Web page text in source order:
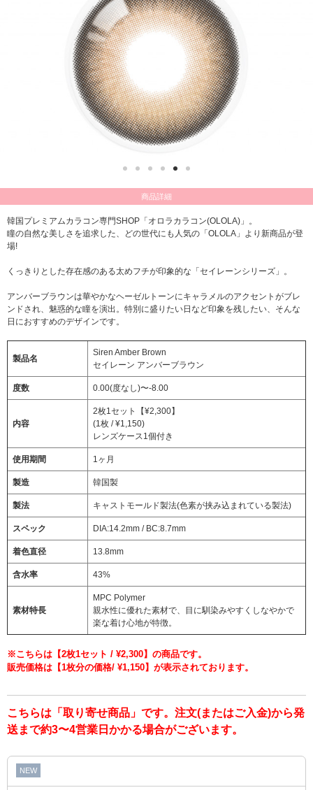
商品詳細
韓国プレミアムカラコン専門SHOP「オロラカラコン(OLOLA)」。
瞳の自然な美しさを追求した、どの世代にも人気の「OLOLA」より新商品が登
場!
くっきりとした存在感のある太めフチが印象的な「セイレーンシリーズ」。
アンバーブラウンは華やかなヘーゼルトーンにキャラメルのアクセントがブレ
ンドされ、魅惑的な瞳を演出。特別に盛りたい日など印象を残したい、そんな
日におすすめのデザインです。
製品名
Siren Amber Brown
セイレーン アンバーブラウン
度数 0.00(度なし)〜-8.00
内容
2枚1セット【¥2,300】
(1枚 / ¥1,150)
レンズケース1個付き
使用期間 1ヶ月
製造 韓国製
製法 キャストモールド製法(色素が挟み込まれている製法)
スペック DIA:14.2mm / BC:8.7mm
着色直径 13.8mm
含水率 43%
素材特長
MPC Polymer
親水性に優れた素材で、目に馴染みやすくしなやかで
楽な着け心地が特徴。
※こちらは【2枚1セット / ¥2,300】の商品です。
販売価格は【1枚分の価格/ ¥1,150】が表示されております。
こちらは「取り寄せ商品」です。注文(またはご入金)から発
送まで約3〜4営業日かかる場合がございます。
NEW